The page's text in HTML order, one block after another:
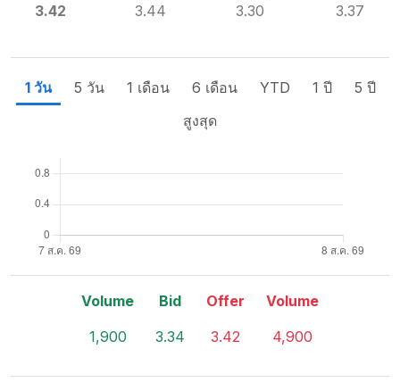
3.42 3.44 3.30 3.37
1 วัน 5 วัน 1 เดือน 6 เดือน YTD 1 ปี
5 ปี
สูงสุด
Volume
1,900
Bid
3.34
Offer
3.42
Volume
4,900